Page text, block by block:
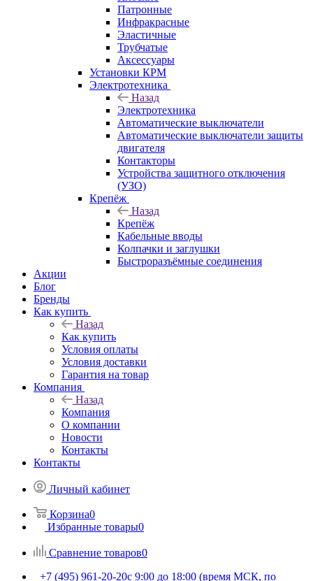
Патронные
Инфракрасные
Эластичные
Трубчатые
Аксессуары
Установки КРМ
Электротехника
Назад
Электротехника
Автоматические выключатели
Автоматические выключатели защиты
двигателя
Контакторы
Устройства защитного отключения
(УЗО)
Крепёж
Назад
Крепёж
Кабельные вводы
Колпачки и заглушки
Быстроразъёмные соединения
Акции
Блог
Бренды
Как купить
Назад
Как купить
Условия оплаты
Условия доставки
Гарантия на товар
Компания
Назад
Компания
О компании
Новости
Контакты
Контакты
Личный кабинет
Корзина0
Избранные товары0
Сравнение товаров0
+7 (495) 961-20-20с 9:00 до 18:00 (время МСК, по